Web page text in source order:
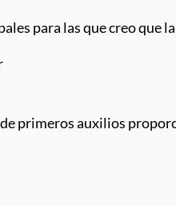
para las que creo
primeros auxilios